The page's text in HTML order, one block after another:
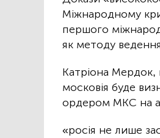
Міжнародному
першого
як методу
Катріона
московія буде
ордером МКС на
«росія не лише